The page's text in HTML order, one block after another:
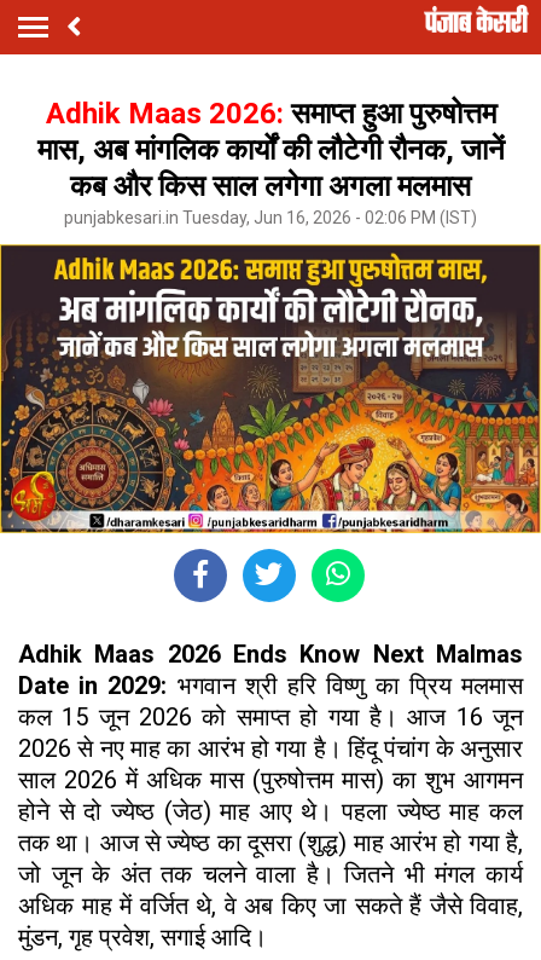
Adhik Maas 2026:समाप्त हुआ पुरुषोत्तम
मास, अब मांगलिक कार्यों की लौटेगी रौनक, जानें
कब और किस साल लगेगा अगला मलमास
punjabkesari.in Tuesday, Jun 16, 2026 - 02:06 PM (IST)
Adhik Maas 2026 Ends Know Next Malmas
Date in 2029: भगवान श्री हरि विष्णु का प्रिय मलमास
कल 15 जून 2026 को समाप्त हो गया है। आज 16 जून
2026 से नए माह का आरंभ हो गया है। हिंदू पंचांग के अनुसार
साल 2026 में अधिक मास (पुरुषोत्तम मास) का शुभ आगमन
होने से दो ज्येष्ठ (जेठ) माह आए थे। पहला ज्येष्ठ माह कल
तक था। आज से ज्येष्ठ का दूसरा (शुद्ध) माह आरंभ हो गया है,
जो जून के अंत तक चलने वाला है। जितने भी मंगल कार्य
अधिक माह में वर्जित थे, वे अब किए जा सकते हैं जैसे विवाह,
मुंडन, गृह प्रवेश, सगाई आदि।